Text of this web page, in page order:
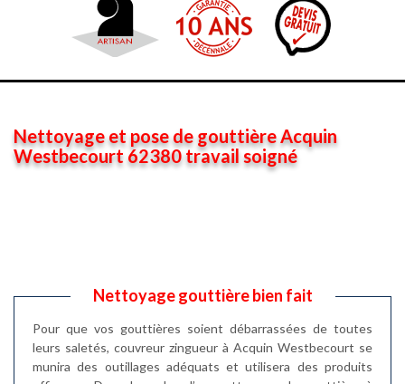
Nettoyage et pose de gouttière Acquin
Westbecourt 62380 travail soigné
Nettoyage gouttière bien fait
Pour que vos gouttières soient débarrassées de toutes
leurs saletés, couvreur zingueur à Acquin Westbecourt se
munira des outillages adéquats et utilisera des produits